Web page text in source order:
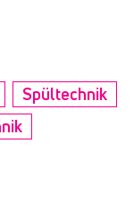
Spültechnik